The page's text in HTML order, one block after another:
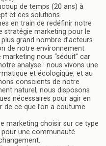
de temps (20 ans) à
et ces solutions.
en train de redéfinir notre
stratégie marketing pour le
grand nombre d’acteurs
de notre environnement
nous “séduit” car
analyse : nous vivons une
et écologique, et au
conscients de notre
naturel, nous disposons
nécessaires pour agir en
ce que l’on a coutume
marketing choisir sur ce type
une communauté